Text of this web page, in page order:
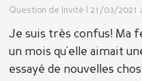
Question de Invité | 21/03/2021
Je suis très confus! Ma
un mois qu'elle aimait
essayé de nouvelles